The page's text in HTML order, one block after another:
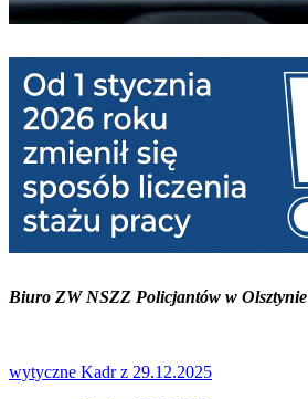
Biuro ZW NSZZ Policjantów w Olsztynie
wytyczne Kadr z 29.12.2025